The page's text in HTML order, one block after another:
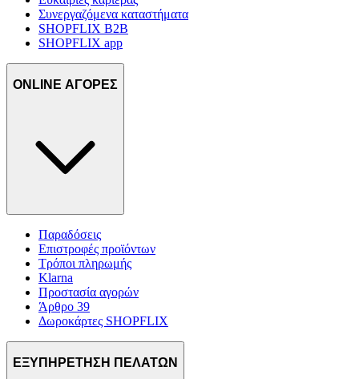
Συνεργαζόμενα καταστήματα
SHOPFLIX B2B
SHOPFLIX app
ONLINE ΑΓΟΡΕΣ
Παραδόσεις
Επιστροφές προϊόντων
Τρόποι πληρωμής
Klarna
Προστασία αγορών
Άρθρο 39
Δωροκάρτες SHOPFLIX
ΕΞΥΠΗΡΕΤΗΣΗ ΠΕΛΑΤΩΝ